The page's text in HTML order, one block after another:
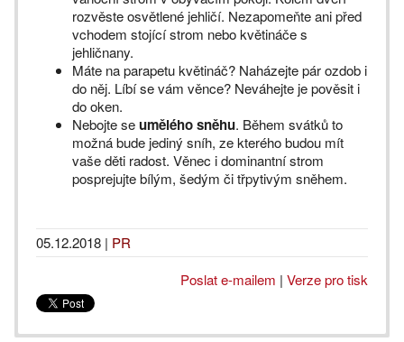
rozvěste osvětlené jehličí. Nezapomeňte ani před
vchodem stojící strom nebo květináče s
jehličnany.
Máte na parapetu květináč? Naházejte pár ozdob i
do něj. Líbí se vám věnce? Neváhejte je pověsit i
do oken.
Nebojte seumělého sněhu. Během svátků to
možná bude jediný sníh, ze kterého budou mít
vaše děti radost. Věnec i dominantní strom
posprejujte bílým, šedým či třpytivým sněhem.
05.12.2018 | PR
Poslat e-mailem | Verze pro tisk